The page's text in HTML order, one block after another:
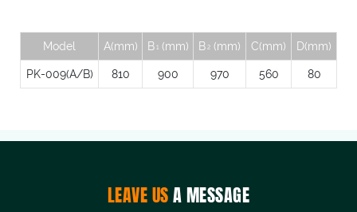
Model A(mm) B1(mm) B 2 (mm) C(mm) D(mm)
PK-009(A/B) 810 900 970 560 80
LEAVE USA MESSAGE